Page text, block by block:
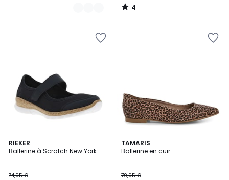
4
/
RIEKER
Ballerine à Scratch New York
74,95 €
2
Couleurs
TAMARIS
Ballerine en cuir
79,95 €